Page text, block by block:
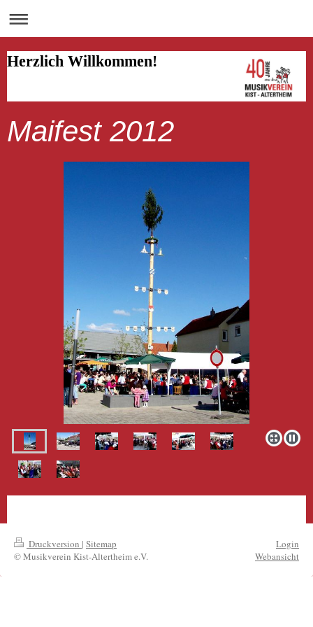
Herzlich Willkommen!
Maifest 2012
Druckversion | Sitemap
© Musikverein Kist-Altertheim e.V.
Login
Webansicht